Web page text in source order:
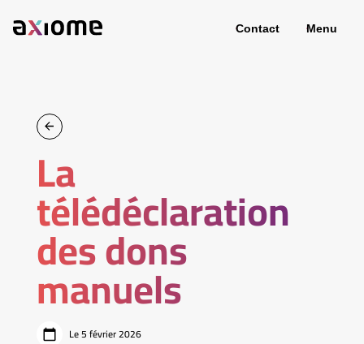
Contact Menu
La
télédéclaration
des dons
manuels
Le 5 février 2026